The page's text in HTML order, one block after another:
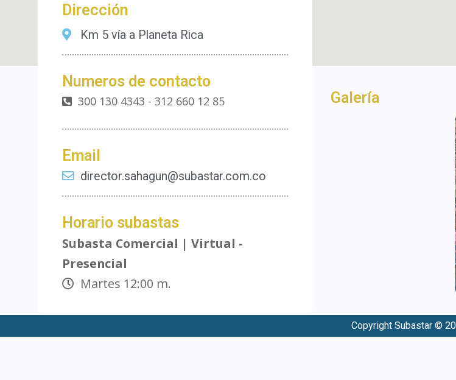
Dirección
Km 5 vía a Planeta Rica
Numeros de contacto
300 130 4343 - 312 660 12 85
Email
director.sahagun@subastar.com.co
Horario subastas
Subasta Comercial | Virtual -
Presencial
Martes 12:00 m.
Galería
Copyright Subastar ©